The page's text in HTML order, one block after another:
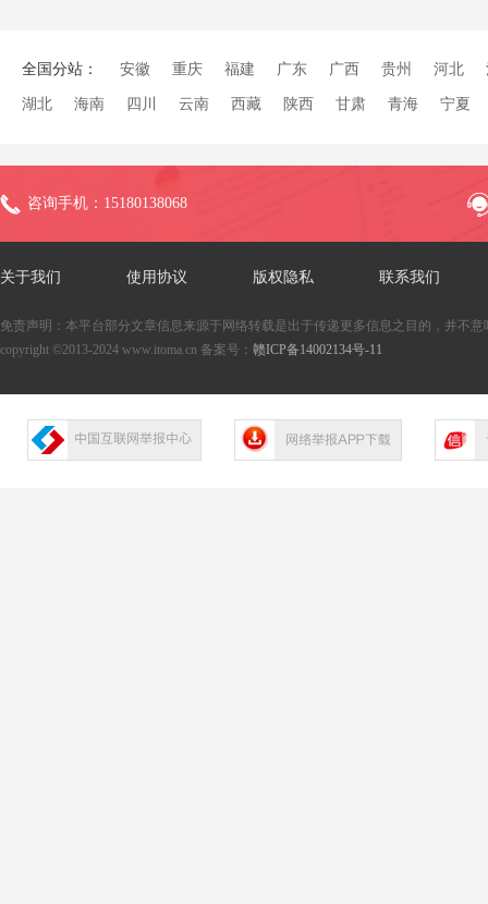
全国分站： 安徽 重庆 福建 广东 广西 贵州 河北
湖北 海南 四川 云南 西藏 陕西 甘肃 青海 宁夏
咨询手机：15180138068
关于我们 使用协议 版权隐私 联系我们
免责声明：本平台部分文章信息来源于网络转载是出于传递更多信息之目的，并不
copyright ©2013-2024 www.itoma.cn 备案号： 赣ICP备14002134号-11